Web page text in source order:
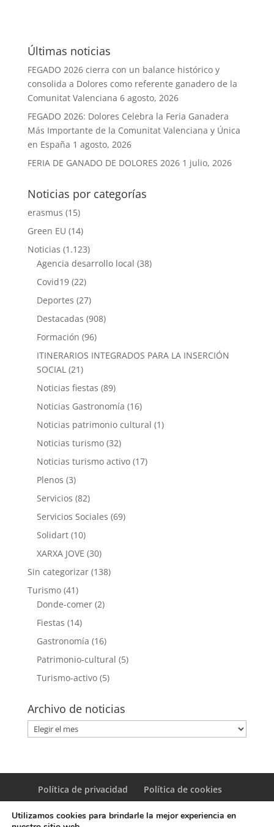
Últimas noticias
FEGADO 2026 cierra con un balance histórico y
consolida a Dolores como referente ganadero de la
Comunitat Valenciana 6 agosto, 2026
FEGADO 2026: Dolores Celebra la Feria Ganadera
Más Importante de la Comunitat Valenciana y Única
en España 1 agosto, 2026
FERIA DE GANADO DE DOLORES 2026 1 julio, 2026
Noticias por categorías
erasmus (15)
Green EU (14)
Noticias (1.123)
Agencia desarrollo local (38)
Covid19(22)
Deportes (27)
Destacadas (908)
Formación (96)
ITINERARIOS INTEGRADOS PARA LA INSERCIÓN
SOCIAL(21)
Noticias fiestas (89)
Noticias Gastronomía (16)
Noticias patrimonio cultural (1)
Noticias turismo(32)
Noticias turismo activo(17)
Plenos (3)
Servicios (82)
Servicios Sociales (69)
Solidart(10)
XARXA JOVE (30)
Sin categorizar(138)
Turismo(41)
Donde-comer(2)
Fiestas (14)
Gastronomía (16)
Patrimonio-cultural (5)
Turismo-activo(5)
Archivo de noticias
Archivo
de
Política de privacidad Política de cookies
Utilizamos cookies para brindarle la mejor experiencia en